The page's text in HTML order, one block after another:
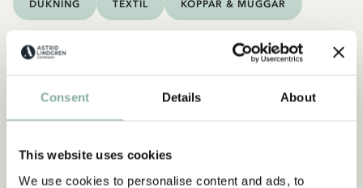
Consent Details About
This website uses cookies
We use cookies to personalise content and ads, to
DUKNING TEXTIL KOPPAR & MUGGAR